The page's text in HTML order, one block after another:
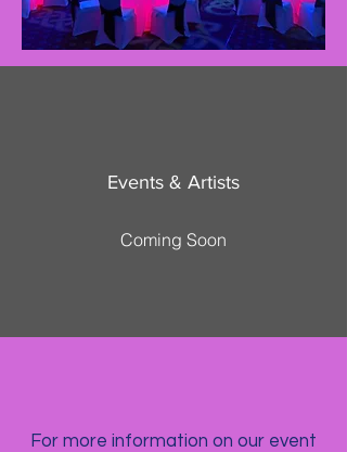
Events & Artists
Coming Soon
For more information on our event